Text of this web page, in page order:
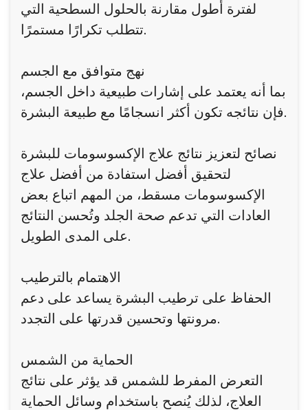
لفترة أطول مقارنة بالحلول السطحية التي
تتطلب تكرارًا مستمرًا.
نهج متوافق مع الجسم
بما أنه يعتمد على إشارات طبيعية داخل الجسم،
فإن نتائجه تكون أكثر انسجامًا مع طبيعة البشرة.
نصائح لتعزيز نتائج علاج الإكسوسومات للبشرة
لتحقيق أفضل استفادة من أفضل علاج
الإكسوسومات مسقط، من المهم اتباع بعض
العادات التي تدعم صحة الجلد وتُحسن النتائج
على المدى الطويل.
الاهتمام بالترطيب
الحفاظ على ترطيب البشرة يساعد على دعم
مرونتها وتحسين قدرتها على التجدد.
الحماية من الشمس
التعرض المفرط للشمس قد يؤثر على نتائج
العلاج، لذلك يُنصح باستخدام وسائل الحماية